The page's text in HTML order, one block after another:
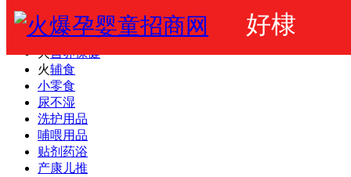
好棣
火爆婴童网
婴幼儿奶粉
火营养保健
火辅食
小零食
尿不湿
洗护用品
哺喂用品
贴剂药浴
产康儿推